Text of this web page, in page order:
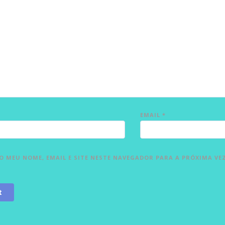
EMAIL *
MEU NOME, EMAIL E SITE NESTE NAVEGADOR PARA A PRÓXIMA